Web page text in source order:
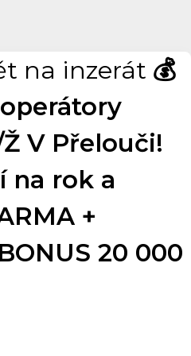
na inzerát 💰
V Přelouči!
na rok a
+
20 000